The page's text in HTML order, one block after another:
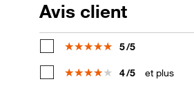
Avis client
Note
5/5
Note
4/5 et plus